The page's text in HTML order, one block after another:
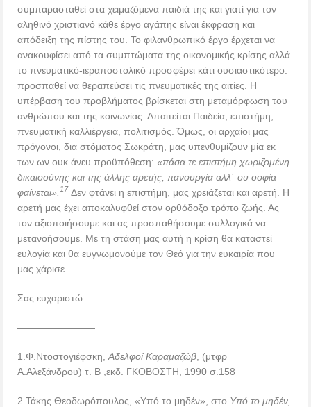
συμπαρασταθεί στα χειμαζόμενα παιδιά της και γιατί για τον
αληθινό χριστιανό κάθε έργο αγάπης είναι έκφραση και
απόδειξη της πίστης του. Το φιλανθρωπικό έργο έρχεται να
ανακουφίσει από τα συμπτώματα της οικονομικής κρίσης αλλά
το πνευματικό-ιεραποστολικό προσφέρει κάτι ουσιαστικότερο:
προσπαθεί να θεραπεύσει τις πνευματικές της αιτίες. Η
υπέρβαση του προβλήματος βρίσκεται στη μεταμόρφωση του
ανθρώπου και της κοινωνίας. Απαιτείται Παιδεία, επιστήμη,
πνευματική καλλιέργεια, πολιτισμός. Όμως, οι αρχαίοι μας
πρόγονοι, δια στόματος Σωκράτη, μας υπενθυμίζουν μία εκ
των ων ουκ άνευ προϋπόθεση:«πάσα τε επιστήμη χωριζομένη
δικαιοσύνης και της άλλης αρετής, πανουργία αλλ΄ ου σοφία
φαίνεται».17 Δεν φτάνει η επιστήμη, μας χρειάζεται και αρετή. Η
αρετή μας έχει αποκαλυφθεί στον ορθόδοξο τρόπο ζωής. Ας
τον αξιοποιήσουμε και ας προσπαθήσουμε συλλογικά να
μετανοήσουμε. Με τη στάση μας αυτή η κρίση θα καταστεί
ευλογία και θα ευγνωμονούμε τον Θεό για την ευκαιρία που
μας χάρισε.
Σας ευχαριστώ.
————————
1.Φ.Ντοστογιέφσκη,Αδελφοί Καραμαζώβ , (μτφρ
Α.Αλεξάνδρου) τ. Β ,εκδ. ΓΚΟΒΟΣΤΗ, 1990 σ.158
2.Τάκης Θεοδωρόπουλος, «Υπό το μηδέν», στο Υπό το μηδέν,